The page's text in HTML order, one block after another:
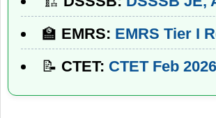
🏫 EMRS: EMRS Tier I
📝 CTET: CTET Feb